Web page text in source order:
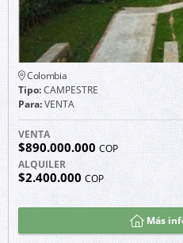
Colombia
Tipo:CAMPESTRE
Para:VENTA
VENTA
$890.000.000COP
ALQUILER
$2.400.000COP
Más